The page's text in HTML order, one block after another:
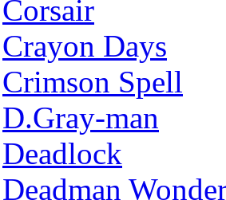
Corsair
Crayon Days
Crimson Spell
D.Gray-man
Deadlock
Deadman